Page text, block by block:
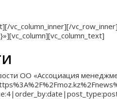
vc_column_inner][/
ОО «Ассоциация